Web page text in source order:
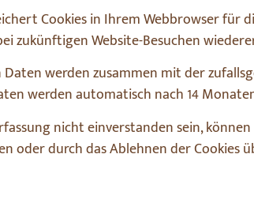
Cookies in Ihrem Webbrowser für
zukünftigen Website-Besuchen
werden zusammen mit der
werden automatisch nach 14
nicht einverstanden sein,
oder durch das Ablehnen der Cookies